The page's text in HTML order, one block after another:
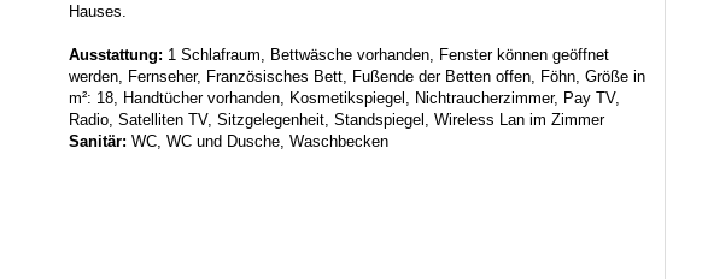
Hauses.
Ausstattung: 1 Schlafraum, Bettwäsche vorhanden, Fenster können geöffnet
werden, Fernseher, Französisches Bett, Fußende der Betten offen, Föhn, Größe in
m²: 18, Handtücher vorhanden, Kosmetikspiegel, Nichtraucherzimmer, Pay TV,
Radio, Satelliten TV, Sitzgelegenheit, Standspiegel, Wireless Lan im Zimmer
Sanitär:WC, WC und Dusche, Waschbecken